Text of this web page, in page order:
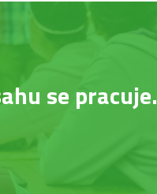
se pracuje.